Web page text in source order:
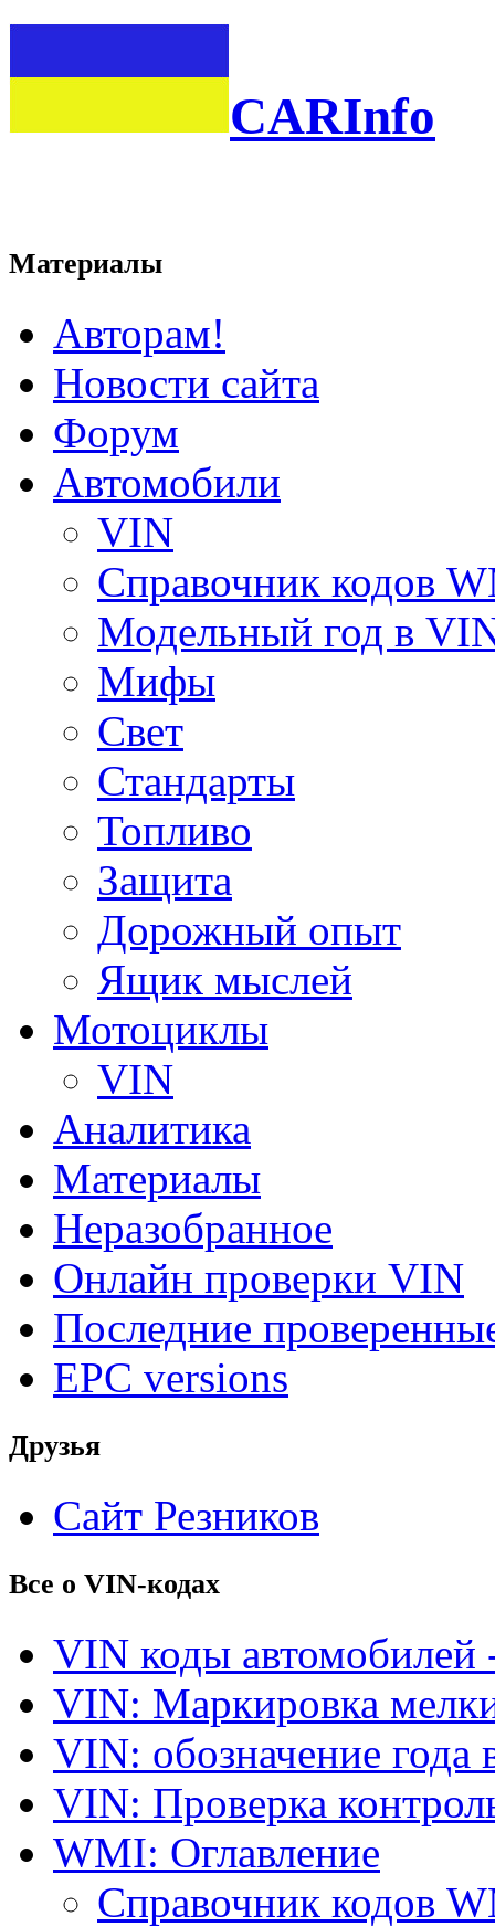
CARInfo
Материалы
Авторам!
Новости сайта
Форум
Автомобили
VIN
Справочник кодов
Модельный год в
Мифы
Свет
Стандарты
Топливо
Защита
Дорожный опыт
Ящик мыслей
Мотоциклы
VIN
Аналитика
Материалы
Неразобранное
Онлайн проверки VIN
Последние
EPC versions
Друзья
Сайт Резников
Все о VIN-кодах
VIN коды автомобилей
VIN: Маркировка
VIN: обозначение года
VIN: Проверка
WMI: Оглавление
Справочник кодов